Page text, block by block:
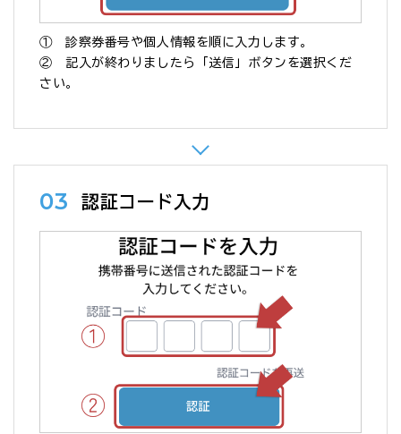
① 診察券番号や個人情報を順に入力します。
② 記入が終わりましたら「送信」ボタンを選択くだ
さい。
03 認証コード入力